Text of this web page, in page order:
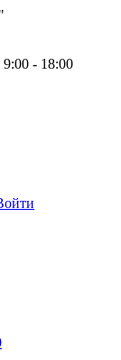
- 18:00